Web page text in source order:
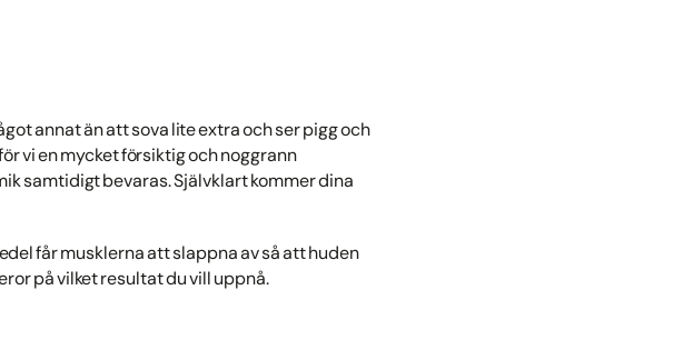
annat än att sova lite extra och ser pigg och
vi en mycket försiktig och noggrann
samtidigt bevaras. Självklart kommer dina
får musklerna att slappna av så att huden
på vilket resultat du vill uppnå.